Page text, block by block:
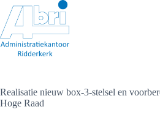
naar
de
inhoud
Realisatie nieuw box-3-stelsel en
Hoge Raad